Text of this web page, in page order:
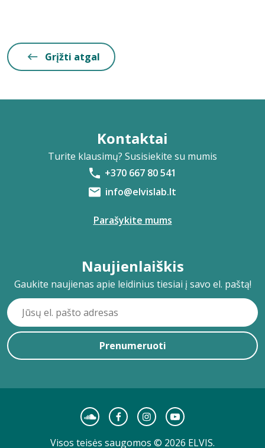
Grįžti atgal
Kontaktai
Turite klausimų? Susisiekite su mumis
+370 667 80 541
info@elvislab.lt
Parašykite mums
Naujienlaiškis
Gaukite naujienas apie leidinius tiesiai į savo el. paštą!
Prenumeruoti
Visos teisės saugomos © 2026 ELVIS.